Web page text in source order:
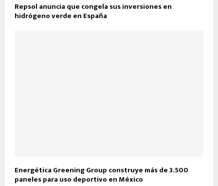
Repsol anuncia que congela sus inversiones en
hidrógeno verde en España
Energética Greening Group construye más de 3.500
paneles para uso deportivo en México